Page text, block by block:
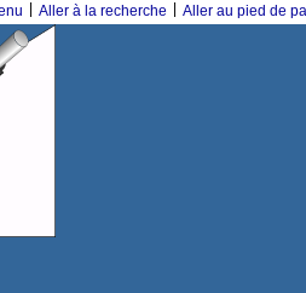
Aller à la recherche Aller au pied de